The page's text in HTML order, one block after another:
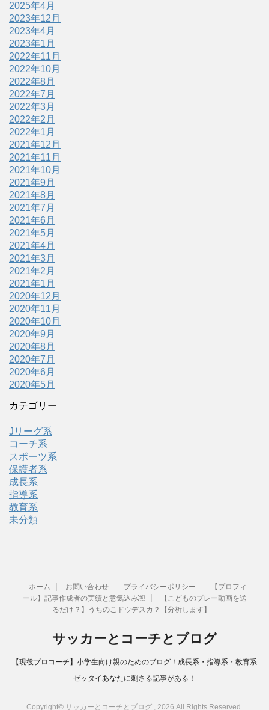
2025年4月
2023年12月
2023年4月
2023年1月
2022年11月
2022年10月
2022年8月
2022年7月
2022年3月
2022年2月
2022年1月
2021年12月
2021年11月
2021年10月
2021年9月
2021年8月
2021年7月
2021年6月
2021年5月
2021年4月
2021年3月
2021年2月
2021年1月
2020年12月
2020年11月
2020年10月
2020年9月
2020年8月
2020年7月
2020年6月
2020年5月
カテゴリー
Jリーグ系
コーチ系
スポーツ系
保護者系
成長系
指導系
教育系
未分類
ホーム お問い合わせ プライバシーポリシー
【プロフィ
ール】記事作成者の実績と意気込み￼
【こどものプレー動画を送
るだけ？】うちのこドウデスカ？【分析します】
サッカーとコーチとブログ
【現役プロコーチ】小学生向け親のためのブログ！成長系・指導系・教育系
ゼッタイあなたに刺さる記事がある！
Copyright© サッカーとコーチとブログ , 2026 All Rights Reserved.